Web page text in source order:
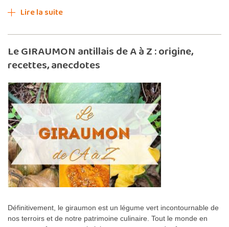
Lire la suite
Le GIRAUMON antillais de A à Z : origine,
recettes, anecdotes
Définitivement, le giraumon est un légume vert incontournable de
nos terroirs et de notre patrimoine culinaire. Tout le monde en